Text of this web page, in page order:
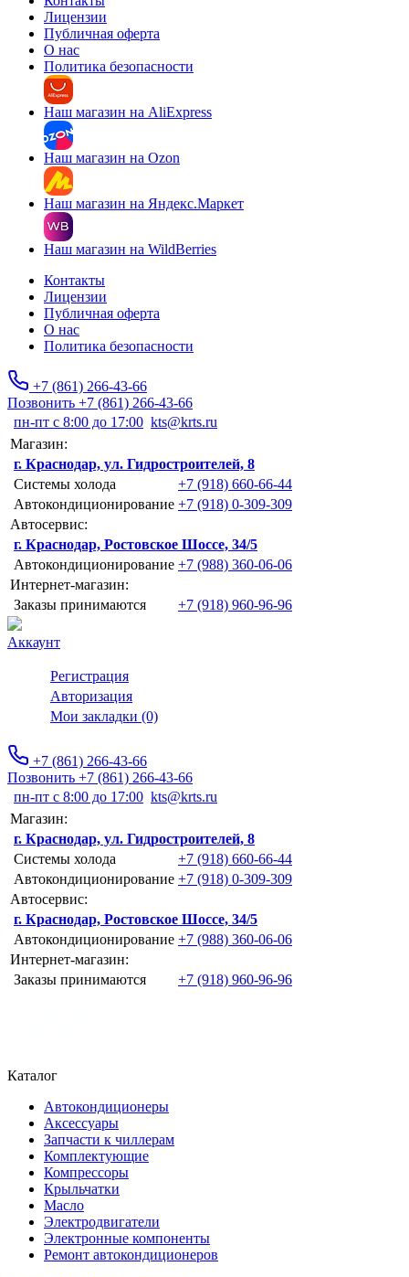
Лицензии
Публичная оферта
О нас
Политика безопасности
Наш магазин на AliExpress
Наш магазин на Ozon
Наш магазин на Яндекс.Маркет
Наш магазин на WildBerries
Контакты
Лицензии
Публичная оферта
О нас
Политика безопасности
+7 (861) 266-43-66
Позвонить +7 (861) 266-43-66
пн-пт с 8:00 до 17:00 kts@krts.ru
Магазин:
г. Краснодар, ул. Гидростроителей, 8
Системы холода
+7 (918) 660-66-44
Автокондиционирование +7 (918) 0-309-309
Автосервис:
г. Краснодар, Ростовское Шоссе, 34/5
Автокондиционирование +7 (988) 360-06-06
Интернет-магазин:
Заказы принимаются
+7 (918) 960-96-96
Аккаунт
Регистрация
Авторизация
Мои закладки (0)
+7 (861) 266-43-66
Позвонить +7 (861) 266-43-66
пн-пт с 8:00 до 17:00 kts@krts.ru
Магазин:
г. Краснодар, ул. Гидростроителей, 8
Системы холода
+7 (918) 660-66-44
Автокондиционирование +7 (918) 0-309-309
Автосервис:
г. Краснодар, Ростовское Шоссе, 34/5
Автокондиционирование +7 (988) 360-06-06
Интернет-магазин:
Заказы принимаются
+7 (918) 960-96-96
Каталог
Автокондиционеры
Аксессуары
Запчасти к чиллерам
Комплектующие
Компрессоры
Крыльчатки
Масло
Электродвигатели
Электронные компоненты
Ремонт автокондиционеров